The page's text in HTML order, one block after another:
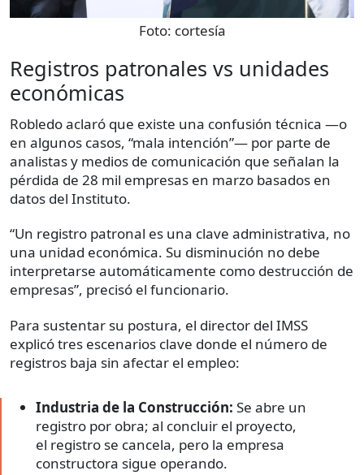
Foto: cortesía
Registros patronales vs unidades
económicas
Robledo aclaró que existe una confusión técnica —o
en algunos casos, “mala intención”— por parte de
analistas y medios de comunicación que señalan la
pérdida de 28 mil empresas en marzo basados en
datos del Instituto.
“Un registro patronal es una clave administrativa, no
una unidad económica. Su disminución no debe
interpretarse automáticamente como destrucción de
empresas”, precisó el funcionario.
Para sustentar su postura, el director del IMSS
explicó tres escenarios clave donde el número de
registros baja sin afectar el empleo:
Industria de la Construcción: Se abre un
registro por obra; al concluir el proyecto,
el registro se cancela, pero la empresa
constructora sigue operando.